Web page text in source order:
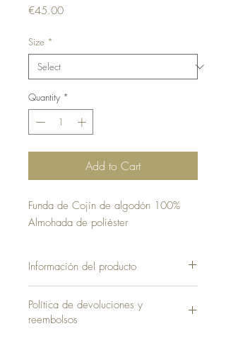
€45.00Price
Size *
Quantity *
Add to Cart
Funda de Cojín de algodón 100%
Almohada de poliéster
Información del producto
Política de devoluciones y
reembolsos